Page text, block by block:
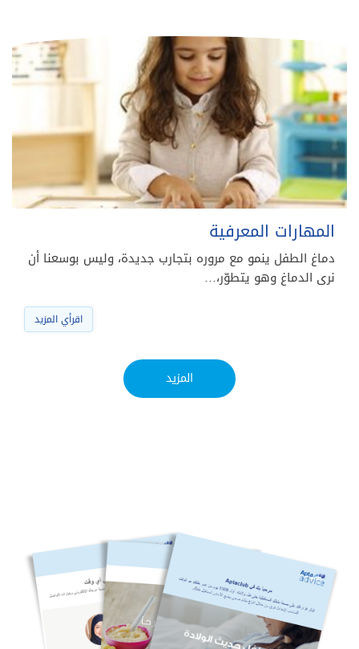
المهارات المعرفية
دماغ الطفل ينمو مع مروره بتجارب جديدة، وليس بوسعنا أن
نرى الدماغ وهو يتطوّر،…
اقرأي المزيد
المزيد